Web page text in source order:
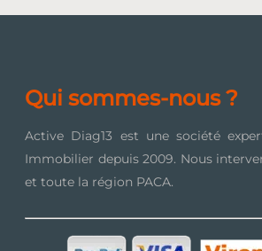
Qui sommes-nous ?
Active Diag13 est une société
Immobilier depuis 2009. Nous
et toute la région PACA.